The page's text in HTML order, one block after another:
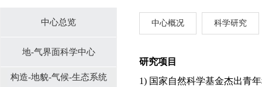
中心总览
地-气界面科学中心
构造-地貌-气候-生态系统
中心概况 科学研究
研究项目
1) 国家自然科学基金杰出青